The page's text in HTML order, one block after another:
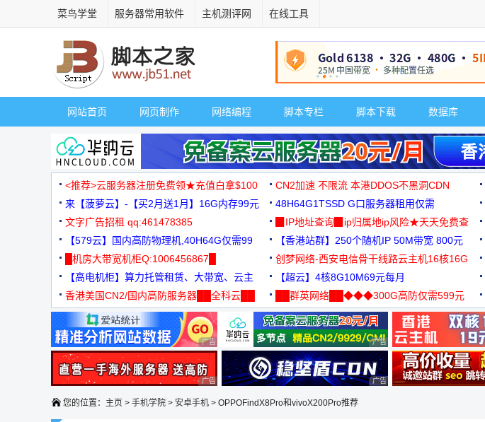
菜鸟学堂 服务器常用软件 主机测评网 在线工具
网站首页 网页制作 网络编程 脚本专栏 脚本下载 数据库
<推荐>云服务器注册免费领★充值白拿$100 CN2加速 不限流 本港DDOS不黑洞CDN
来【菠萝云】-【买2月送1月】16G内存99元
48H64G1TSSD G口服务器租用仅需
3000+可免费测试
文字广告招租 qq:461478385
▉IP地址查询▉ip归属地ip风险★天天免费查
【579云】国内高防物理机,40H64G仅需99
元
【香港站群】250个随机IP 50M带宽 800元
█机房大带宽机柜Q:1006456867█
创梦网络-西安电信骨干线路云主机16核16G
88元/月
【高电机柜】算力托管租赁、大带宽、云主
机
【超云】4核8G10M69元每月
香港美国CN2/国内高防服务器██全科云██
██群英网络██◆◆◆300G高防仅需599元
◆◆◆
广告 商业广告，理性选择 广告 商业广告，理性选择
广告 商业广告，理性选择 广告 商业广告，理性选择
您的位置： 主页 > 手机学院 > 安卓手机 > OPPOFindX8Pro和vivoX200Pro推荐